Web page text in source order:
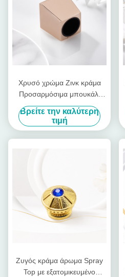
Χρυσό χρώμα Ζινκ κράμα
Προσαρμόσιμα μπουκάλι
αρώματος Καπάκι και Zamak
καπάκι αρώματος για
πολυτελή αρώματα
Βρείτε την καλύτερη
τιμή
Ζυγός κράμα άρωμα Spray
Top με εξατομικευμένο